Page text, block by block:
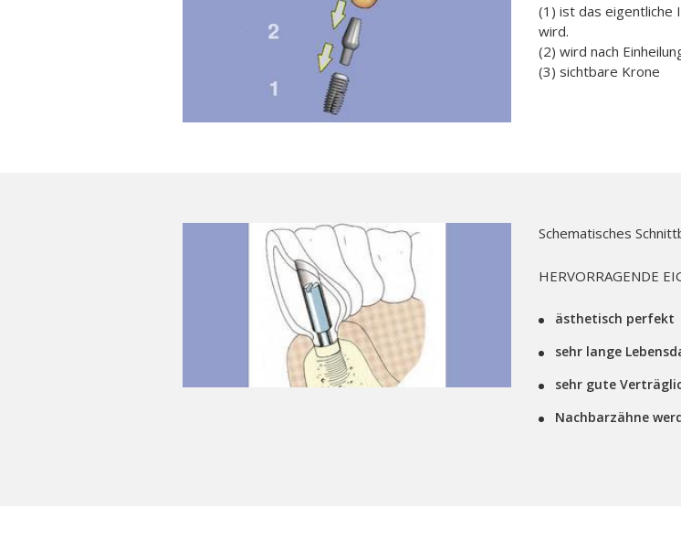
(1) ist das eigentliche
wird.
(2) wird nach
(3) sichtbare Krone
Schematisches
HERVORRAGENDE
ästhetisch perfekt
sehr lange
sehr gute
Nachbarzähne